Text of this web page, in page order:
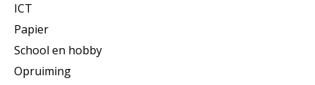
ICT
Papier
School en hobby
Opruiming